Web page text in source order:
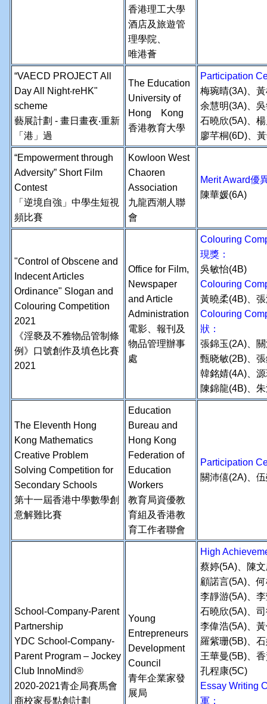
香港理工大學
酒店及旅遊管
理學院、
唯港薈
“VAECD PROJECT All
Day All Night‧reHK"
scheme
藝展計劃 - 畫日畫夜‧重新
「港」過
The Education
University of
Hong Kong
香港教育大學
Participation
梅琬晴(3A)、
余慧明(3A)、
石曉欣(5A)、
廖芊桐(6D)、
“Empowerment through
Adversity” Short Film
Contest
「逆境自強」中學生短視
頻比賽
Kowloon West
Chaoren
Association
九龍西潮人聯
會
Merit Award優
陳華媛(6A)
"Control of Obscene and
Indecent Articles
Ordinance" Slogan and
Colouring Competition
2021
《淫褻及不雅物品管制條
例》口號創作及填色比賽
2021
Office for Film,
Newspaper
and Article
Administration
電影、報刊及
物品管理辦事
處
Colouring
現獎：
吳敏怡(4B)
Colouring
黃曉柔(4B)、
Colouring
狀：
張錦玉(2A)、
甄晓敏(2B)、
韓銘婧(4A)、
陳錦龍(4B)、
The Eleventh Hong
Kong Mathematics
Creative Problem
Solving Competition for
Secondary Schools
第十一屆香港中學數學創
意解難比賽
Education
Bureau and
Hong Kong
Federation of
Education
Workers
教育局資優教
育組及香港教
育工作者聯會
Participation
關沛僖(2A)、
School-Company-Parent
Partnership
YDC School-Company-
Parent Program – Jockey
Club InnoMind®
2020-2021青企局賽馬會
商校家長點創計劃
Young
Entrepreneurs
Development
Council
青年企業家發
展局
High
蔡婷(5A)、陳
顧諾言(5A)、
李靜游(5A)、
石曉欣(5A)、
李偉浩(5A)、
羅紫珊(5B)、
王華曼(5B)、
孔程康(5C)
Essay Writing
軍：